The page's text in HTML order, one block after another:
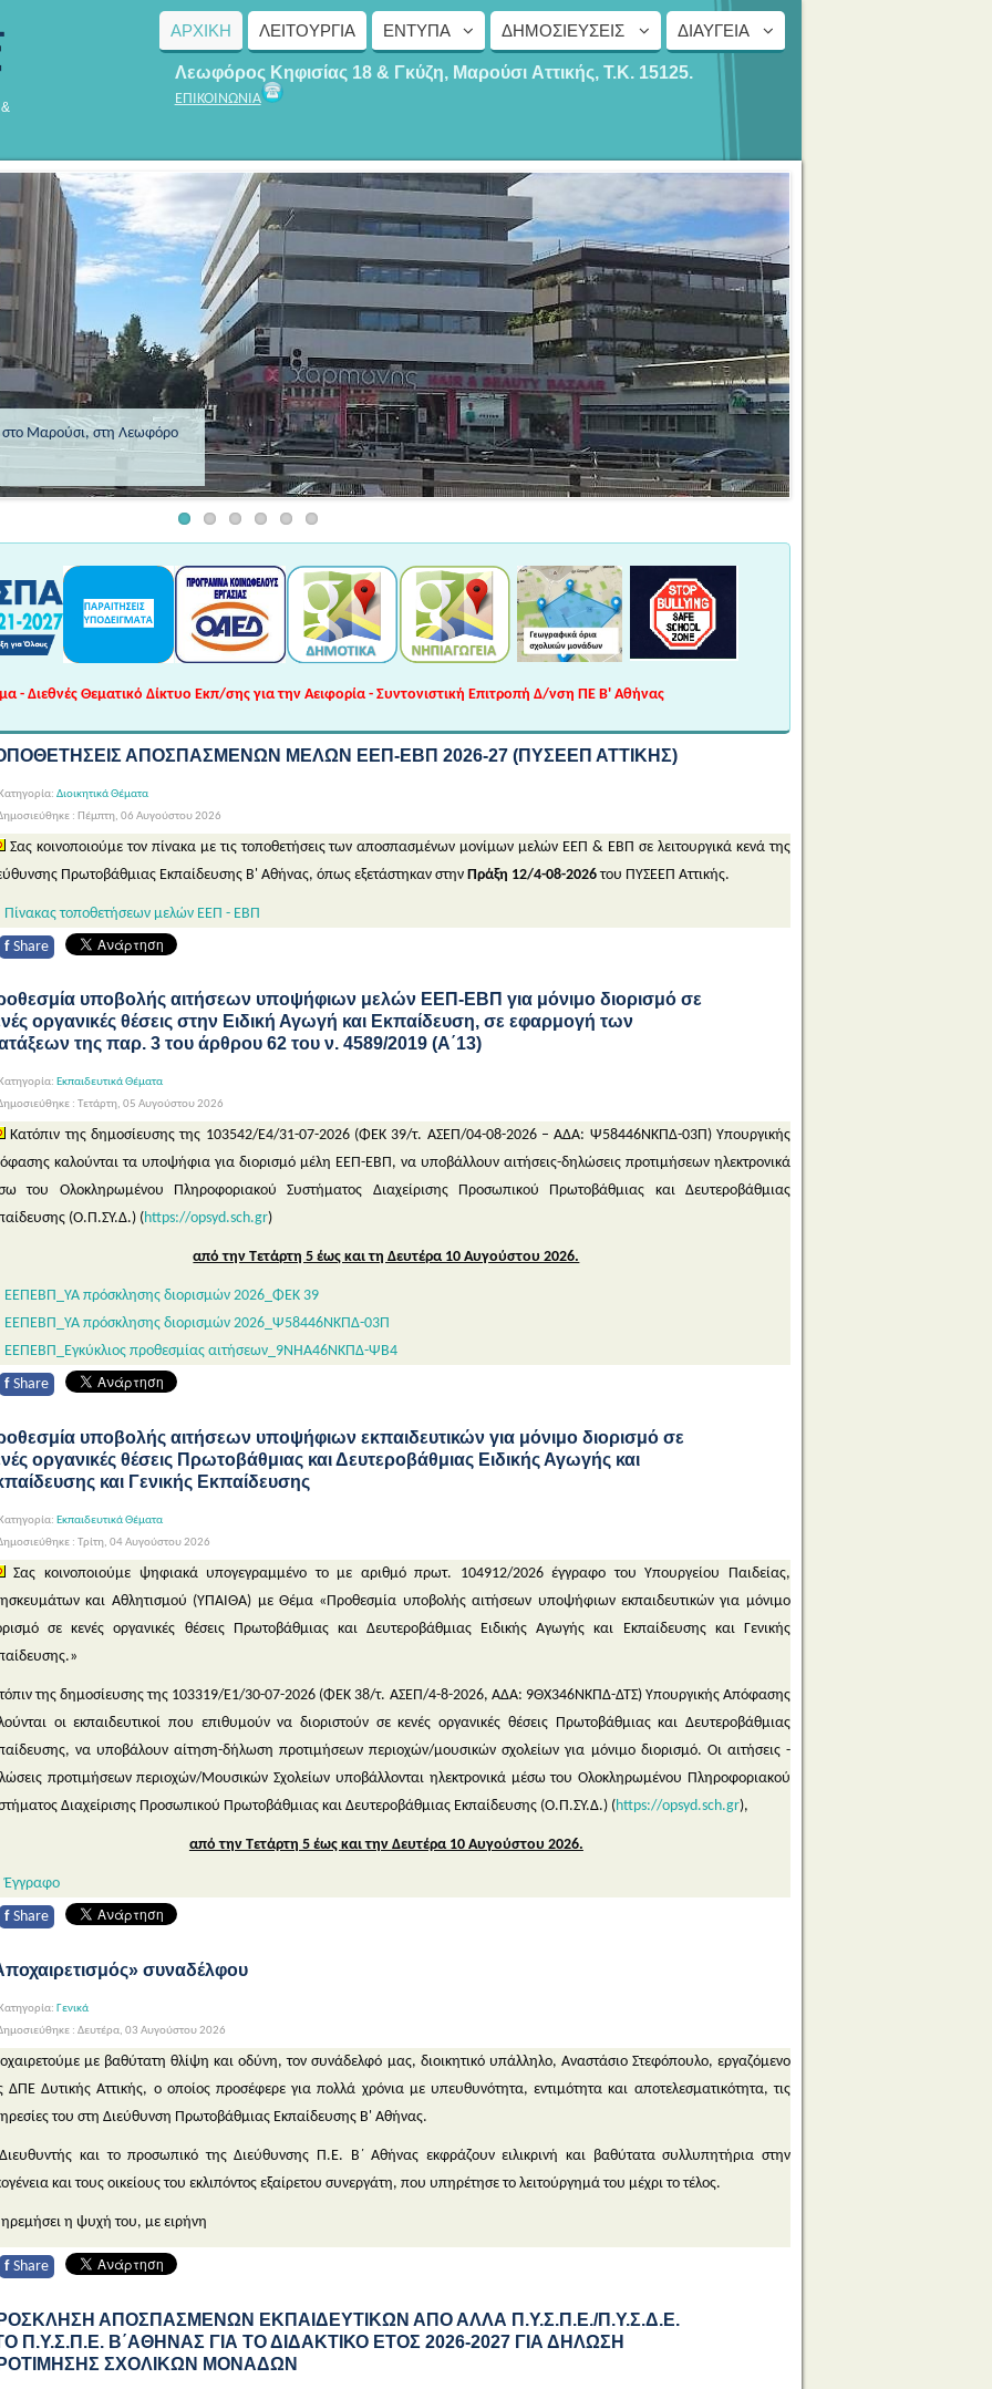
ΑΡΧΙΚΗ ΛΕΙΤΟΥΡΓΊΑ ΈΝΤΥΠΑ ΔΗΜΟΣΙΕΎΣΕΙΣ ΔΙΑΎΓΕΙΑ
Λεωφόρος Κηφισίας 18 & Γκύζη, Μαρούσι Αττικής, Τ.Κ. 15125.
ΕΠΙΚΟΙΝΩΝΙΑ
στο Μαρούσι, στη Λεωφόρο
- Διεθνές Θεματικό Δίκτυο Εκπ/σης για την Αειφορία - Συντονιστική Επιτροπή Δ/νση ΠΕ Β' Αθήνας
ΑΠΟΣΠΑΣΜΕΝΩΝ ΜΕΛΩΝ ΕΕΠ-ΕΒΠ 2026-27 (ΠΥΣΕΕΠ ΑΤΤΙΚΗΣ)
Διοικητικά Θέματα
: Πέμπτη, 06 Αυγούστου 2026
Σας κοινοποιούμε τον πίνακα με τις τοποθετήσεις των αποσπασμένων μονίμων μελών ΕΕΠ & ΕΒΠ σε λειτουργικά κενά της
Πρωτοβάθμιας Εκπαίδευσης Β' Αθήνας, όπως εξετάστηκαν στην Πράξη 12/4-08-2026του ΠΥΣΕΕΠ Αττικής.
Πίνακας τοποθετήσεων μελών ΕΕΠ - ΕΒΠ
f Share
υποβολής αιτήσεων υποψήφιων μελών ΕΕΠ-ΕΒΠ για μόνιμο διορισμό σε
οργανικές θέσεις στην Ειδική Αγωγή και Εκπαίδευση, σε εφαρμογή των
της παρ. 3 του άρθρου 62 του ν. 4589/2019 (Α΄13)
Εκπαιδευτικά Θέματα
: Τετάρτη, 05 Αυγούστου 2026
Κατόπιν της δημοσίευσης της 103542/Ε4/31-07-2026 (ΦΕΚ 39/τ. ΑΣΕΠ/04-08-2026 – ΑΔΑ: Ψ58446ΝΚΠΔ-03Π) Υπουργικής
καλούνται τα υποψήφια για διορισμό μέλη ΕΕΠ-ΕΒΠ, να υποβάλλουν αιτήσεις-δηλώσεις προτιμήσεων ηλεκτρονικά
του Ολοκληρωμένου Πληροφοριακού Συστήματος Διαχείρισης Προσωπικού Πρωτοβάθμιας και Δευτεροβάθμιας
(Ο.Π.ΣΥ.Δ.) (https://opsyd.sch.gr)
από την Τετάρτη 5 έως και τη Δευτέρα 10 Αυγούστου 2026.
ΕΕΠΕΒΠ_ΥΑ πρόσκλησης διορισμών 2026_ΦΕΚ 39
ΕΕΠΕΒΠ_ΥΑ πρόσκλησης διορισμών 2026_Ψ58446ΝΚΠΔ-03Π
ΕΕΠΕΒΠ_Εγκύκλιος προθεσμίας αιτήσεων_9ΝΗΑ46ΝΚΠΔ-ΨΒ4
f Share
υποβολής αιτήσεων υποψήφιων εκπαιδευτικών για μόνιμο διορισμό σε
οργανικές θέσεις Πρωτοβάθμιας και Δευτεροβάθμιας Ειδικής Αγωγής και
και Γενικής Εκπαίδευσης
Εκπαιδευτικά Θέματα
: Τρίτη, 04 Αυγούστου 2026
Σας κοινοποιούμε ψηφιακά υπογεγραμμένο το με αριθμό πρωτ. 104912/2026 έγγραφο του Υπουργείου Παιδείας,
και Αθλητισμού (ΥΠΑΙΘΑ) με Θέμα «Προθεσμία υποβολής αιτήσεων υποψήφιων εκπαιδευτικών για μόνιμο
σε κενές οργανικές θέσεις Πρωτοβάθμιας και Δευτεροβάθμιας Ειδικής Αγωγής και Εκπαίδευσης και Γενικής
της δημοσίευσης της 103319/Ε1/30-07-2026 (ΦΕΚ 38/τ. ΑΣΕΠ/4-8-2026, ΑΔΑ: 9ΘΧ346ΝΚΠΔ-ΔΤΣ) Υπουργικής Απόφασης
οι εκπαιδευτικοί που επιθυμούν να διοριστούν σε κενές οργανικές θέσεις Πρωτοβάθμιας και Δευτεροβάθμιας
να υποβάλουν αίτηση-δήλωση προτιμήσεων περιοχών/μουσικών σχολείων για μόνιμο διορισμό. Οι αιτήσεις -
προτιμήσεων περιοχών/Μουσικών Σχολείων υποβάλλονται ηλεκτρονικά μέσω του Ολοκληρωμένου Πληροφοριακού
Διαχείρισης Προσωπικού Πρωτοβάθμιας και Δευτεροβάθμιας Εκπαίδευσης (Ο.Π.ΣΥ.Δ.) (https://opsyd.sch.gr),
από την Τετάρτη 5 έως και την Δευτέρα 10 Αυγούστου 2026.
Έγγραφο
f Share
συναδέλφου
Γενικά
: Δευτέρα, 03 Αυγούστου 2026
με βαθύτατη θλίψη και οδύνη, τον συνάδελφό μας, διοικητικό υπάλληλο, Αναστάσιο Στεφόπουλο, εργαζόμενο
ΔΠΕ Δυτικής Αττικής, ο οποίος προσέφερε για πολλά χρόνια με υπευθυνότητα, εντιμότητα και αποτελεσματικότητα, τις
του στη Διεύθυνση Πρωτοβάθμιας Εκπαίδευσης Β' Αθήνας.
και το προσωπικό της Διεύθυνσης Π.Ε. Β΄ Αθήνας εκφράζουν ειλικρινή και βαθύτατα συλλυπητήρια στην
και τους οικείους του εκλιπόντος εξαίρετου συνεργάτη, που υπηρέτησε το λειτούργημά του μέχρι το τέλος.
η ψυχή του, με ειρήνη
f Share
ΑΠΟΣΠΑΣΜΕΝΩΝ ΕΚΠΑΙΔΕΥΤΙΚΩΝ ΑΠΟ ΑΛΛΑ Π.Υ.Σ.Π.Ε./Π.Υ.Σ.Δ.Ε.
Π.Υ.Σ.Π.Ε. Β΄ΑΘΗΝΑΣ ΓΙΑ ΤΟ ΔΙΔΑΚΤΙΚΟ ΕΤΟΣ 2026-2027 ΓΙΑ ΔΗΛΩΣΗ
ΣΧΟΛΙΚΩΝ ΜΟΝΑΔΩΝ